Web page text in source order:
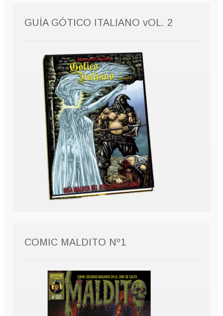
GUÍA GÓTICO ITALIANO vOL. 2
COMIC MALDITO Nº1